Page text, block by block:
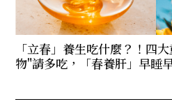
「立春」養生吃什麼？！四
物"請多吃，「春養肝」早睡